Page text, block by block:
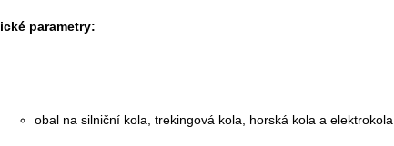
parametry:
obal na silniční kola, trekingová kola, horská kola a elektrokola